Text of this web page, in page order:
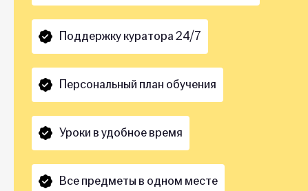
Поддержку куратора 24/7
Персональный план обучения
Уроки в удобное время
Все предметы в одном месте